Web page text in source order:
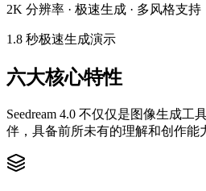
2K 分辨率 · 极速生成 · 多风格支持
1.8 秒极速生成演示
六大核心特性
Seedream 4.0 不仅仅是图像生成工
伴，具备前所未有的理解和创作能